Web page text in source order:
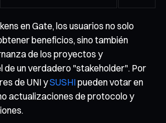
en Gate, los usuarios no solo
beneficios, sino también
de los proyectos y
de un verdadero "stakeholder". Por
de UNI ySUSHIpueden votar en
actualizaciones de protocolo y